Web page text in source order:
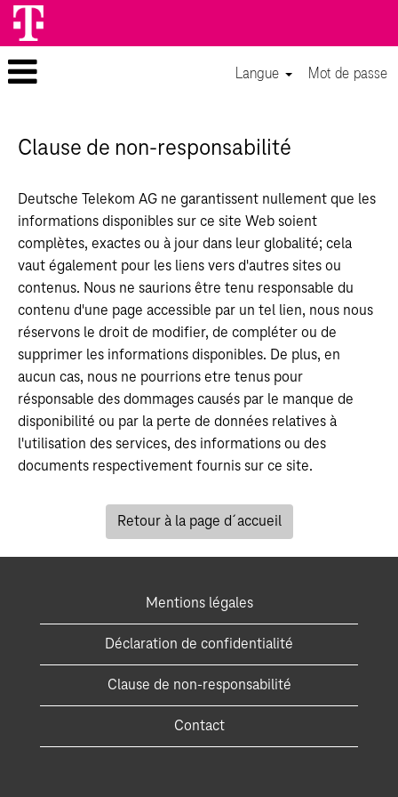
Langue Mot de passe
Clause de non-responsabilité
Deutsche Telekom AG ne garantissent nullement que les
informations disponibles sur ce site Web soient
complètes, exactes ou à jour dans leur globalité; cela
vaut également pour les liens vers d'autres sites ou
contenus. Nous ne saurions être tenu responsable du
contenu d'une page accessible par un tel lien, nous nous
réservons le droit de modifier, de compléter ou de
supprimer les informations disponibles. De plus, en
aucun cas, nous ne pourrions etre tenus pour
résponsable des dommages causés par le manque de
disponibilité ou par la perte de données relatives à
l'utilisation des services, des informations ou des
documents respectivement fournis sur ce site.
Retour à la page d´accueil
Mentions légales
Déclaration de confidentialité
Clause de non-responsabilité
Contact